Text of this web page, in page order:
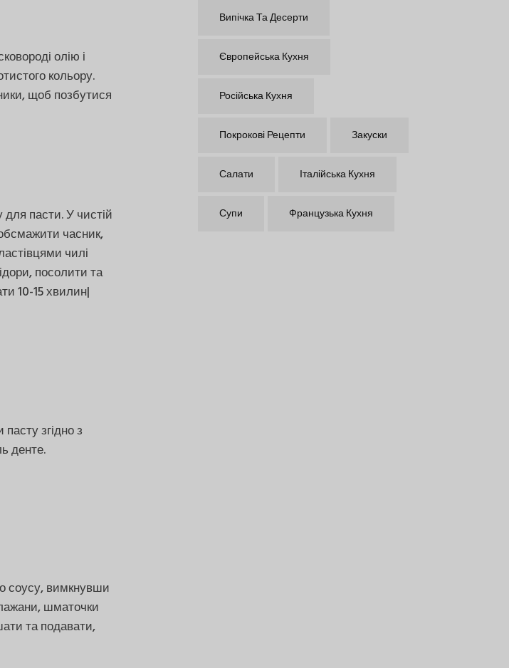
олію і
кольору.
щоб позбутися
для пасти. У чистій
часник,
чилі
посолити та
10-15 хвилин|
згідно з
денте.
соусу, вимкнувши
шматочки
та подавати,
Випічка Та Десерти
Європейська Кухня
Російська Кухня
Покрокові Рецепти Закуски
Салати Італійська Кухня
Супи Французька Кухня